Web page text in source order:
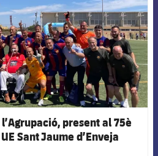
present al 75è
Sant Jaume d’Enveja